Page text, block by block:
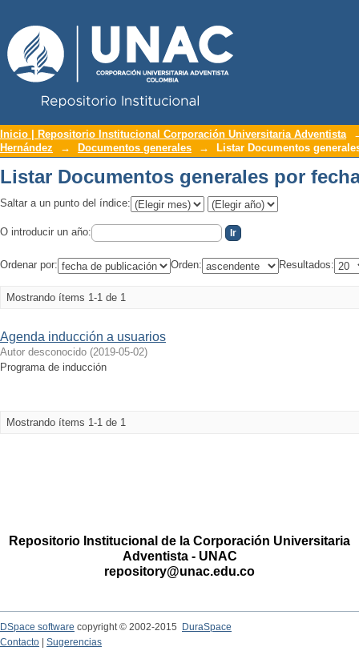
Listar Documentos generales por
Inicio | Repositorio Institucional Corporación Universitaria Adventista
Hernández
→ Documentos generales → Listar Documentos
Listar Documentos generales por
Saltar a un punto del índice:
O introducir un año:
Ordenar por: Orden: Resultados:
Mostrando ítems 1-1 de 1
Agenda inducción a usuarios
Autor desconocido (2019-05-02)
Programa de inducción
Mostrando ítems 1-1 de 1
Repositorio Institucional de la Corporación Universitaria
Adventista - UNAC
repository@unac.edu.co
DSpace software copyright © 2002-2015
DuraSpace
Contacto
Sugerencias